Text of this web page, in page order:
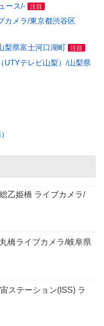
ース/- 注目
カメラ/東京都渋谷区
梨県富士河口湖町 注目
UTYテレビ山梨）/山梨県
乙姫橋 ライブカメラ/
橋ライブカメラ/岐阜県
ステーション(ISS) ラ